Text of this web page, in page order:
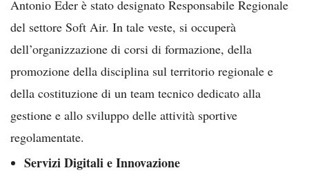
Antonio Eder è stato designato Responsabile Regionale
del settore Soft Air. In tale veste, si occuperà
dell’organizzazione di corsi di formazione, della
promozione della disciplina sul territorio regionale e
della costituzione di un team tecnico dedicato alla
gestione e allo sviluppo delle attività sportive
regolamentate.
Servizi Digitali e Innovazione